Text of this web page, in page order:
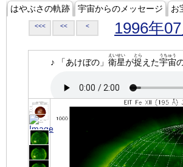
はやぶさの軌跡 宇宙からのメッセージ お
<<< << < 1996年07
♪ 「あけぼの」 衛星
えいせい
が捉
とら
えた宇宙
うちゅう